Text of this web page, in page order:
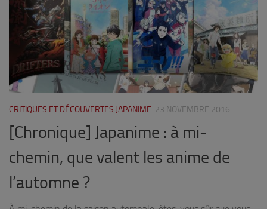
CRITIQUES ET DÉCOUVERTES JAPANIME 23 NOVEMBRE 2016
[Chronique] Japanime : à mi-
chemin, que valent les anime de
l’automne ?